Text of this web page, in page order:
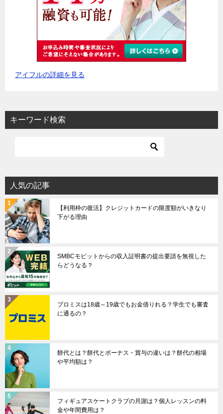
アイフルの詳細を見る
キーワード検索
人気の記事
【利用枠の復活】クレジットカードの限度額がいきなり
下がる理由
SMBCモビットからの収入証明書の提出要請を無視した
らどうなる？
プロミスは18歳～19歳でもお金借りれる？学生でも審査
に通るの？
餅代とは？餅代とボーナス・賞与の違いは？餅代の相場
や平均額は？
フィギュアスケートクラブの月謝は？個人レッスンの料
金や年間費用は？